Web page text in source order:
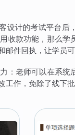
设计的考试平台
收款功能，那么学
件回执，让学员
：老师可以在系
作，免除了线下